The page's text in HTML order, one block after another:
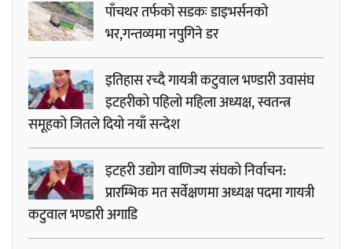
पाँचथर तर्फको सडकः डाइभर्सनको
भर,गन्तव्यमा नपुगिने डर
इतिहास रच्दै गायत्री कटुवाल भण्डारी उवासंघ
इटहरीको पहिलो महिला अध्यक्ष, स्वतन्त्र
समूहको जितले दियो नयाँ सन्देश
इटहरी उद्योग वाणिज्य संघको निर्वाचन:
प्रारम्भिक मत सर्वेक्षणमा अध्यक्ष पदमा गायत्री
कटुवाल भण्डारी अगाडि